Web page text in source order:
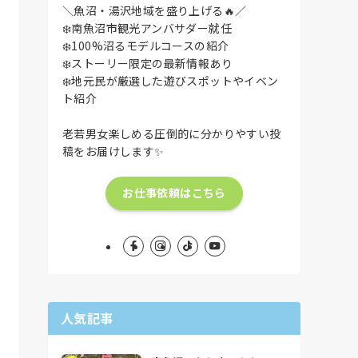
＼魚沼・湯沢地域を盛り上げる🔥／
❄️南魚沼市観光アンバサダー就任
❄️100%沼るモデルコースの紹介
❄️ストーリー限定の最新情報あり
❄️地元民が厳選した遊びスポットやイベン
ト紹介
老若男女楽しめる圧倒的に分かりやすい投
稿をお届けします✨
お仕事依頼はこちら
人気記事